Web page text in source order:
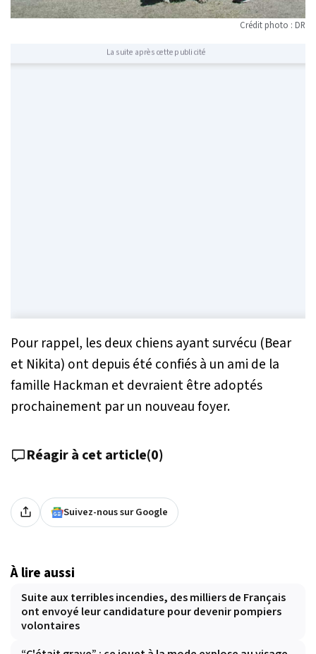
Crédit photo : DR
La suite après cette publicité
Pour rappel, les deux chiens ayant survécu (Bear
et Nikita) ont depuis été confiés à un ami de la
famille Hackman et devraient être adoptés
prochainement par un nouveau foyer.
Réagir à cet article(0)
Suivez-nous sur Google
À lire aussi
Suite aux terribles incendies, des milliers de Français
ont envoyé leur candidature pour devenir pompiers
volontaires